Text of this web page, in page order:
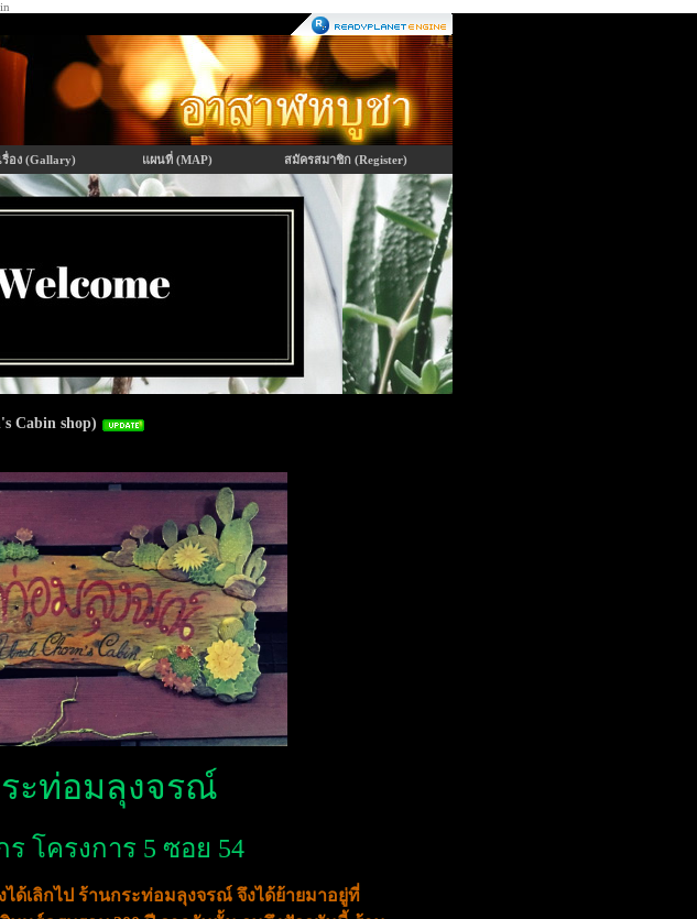
รื่อง (Gallary) แผนที่ (MAP) สมัครสมาชิก (Register)
Cabin shop)
ะท่อมลุงจรณ์
โครงการ 5 ซอย 54
ด้เลิกไป ร้านกระท่อมลุงจรณ์ จึงได้ย้ายมาอยู่ที่